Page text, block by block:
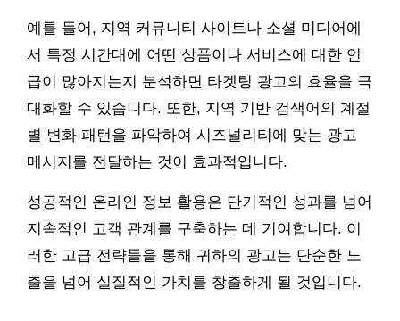
예를 들어, 지역 커뮤니티 사이트나 소셜 미디어에
서 특정 시간대에 어떤 상품이나 서비스에 대한 언
급이 많아지는지 분석하면 타겟팅 광고의 효율을 극
대화할 수 있습니다. 또한, 지역 기반 검색어의 계절
별 변화 패턴을 파악하여 시즈널리티에 맞는 광고
메시지를 전달하는 것이 효과적입니다.
성공적인 온라인 정보 활용은 단기적인 성과를 넘어
지속적인 고객 관계를 구축하는 데 기여합니다. 이
러한 고급 전략들을 통해 귀하의 광고는 단순한 노
출을 넘어 실질적인 가치를 창출하게 될 것입니다.